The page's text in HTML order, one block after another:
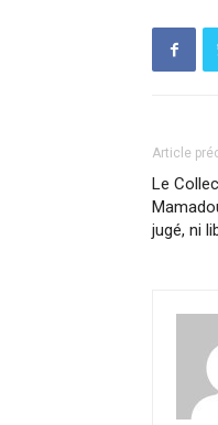
Article
Le
jugé, ni